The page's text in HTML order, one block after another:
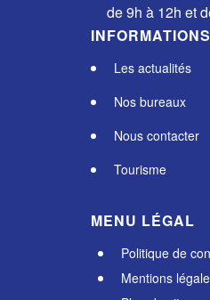
de 9h à 12h et
Les actualités
Nos bureaux
Nous contacter
Tourisme
MENU LÉGAL
Politique de
Mentions